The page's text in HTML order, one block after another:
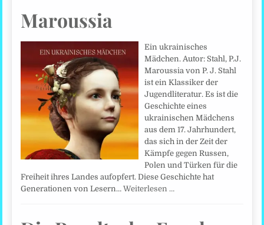
Maroussia
Ein ukrainisches
Mädchen. Autor: Stahl, P.J.
Maroussia von P. J. Stahl
ist ein Klassiker der
Jugendliteratur. Es ist die
Geschichte eines
ukrainischen Mädchens
aus dem 17. Jahrhundert,
das sich in der Zeit der
Kämpfe gegen Russen,
Polen und Türken für die
Freiheit ihres Landes aufopfert. Diese Geschichte hat
Generationen von Lesern…Weiterlesen …